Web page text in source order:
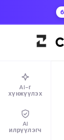
AI-г
хүнжүүлэх
AI
илрүүлэгч